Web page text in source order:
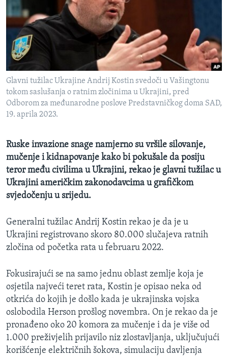
MAGAZIN
O GLASU AMERIKE
Learning English
PRATITE NAS
Glavni tužilac Ukrajine Andrij Kostin svedoči u Vašingtonu
tokom saslušanja o ratnim zločinima u Ukrajini, pred
Odborom za međunarodne poslove Predstavničkog doma SAD,
19. aprila 2023.
Ruske invazione snage namjerno su vršile silovanje,
mučenje i kidnapovanje kako bi pokušale da posiju
teror među civilima u Ukrajini, rekao je glavni tužilac u
Ukrajini američkim zakonodavcima u grafičkom
svjedočenju u srijedu.
Generalni tužilac Andrij Kostin rekao je da je u
Ukrajini registrovano skoro 80.000 slučajeva ratnih
zločina od početka rata u februaru 2022.
Fokusirajući se na samo jednu oblast zemlje koja je
osjetila najveći teret rata, Kostin je opisao neka od
otkrića do kojih je došlo kada je ukrajinska vojska
oslobodila Herson prošlog novembra. On je rekao da je
pronađeno oko 20 komora za mučenje i da je više od
1.000 preživjelih prijavilo niz zlostavljanja, uključujući
korišćenje električnih šokova, simulaciju davljenja